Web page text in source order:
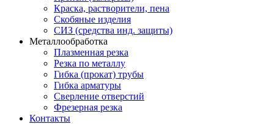
Краска, растворители, пена
Скобяные изделия
СИЗ (средства инд. защиты)
Металлообработка
Плазменная резка
Резка по металлу
Гибка (прокат) трубы
Гибка арматуры
Сверление отверстий
Фрезерная резка
Контакты